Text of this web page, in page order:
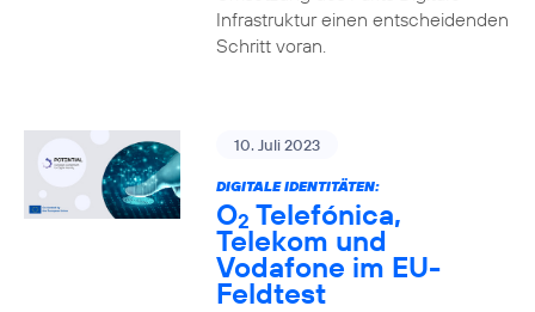
Infrastruktur einen entscheidenden
Schritt voran.
10. Juli 2023
DIGITALE IDENTITÄTEN:
O2 Telefónica,
Telekom und
Vodafone im EU-
Feldtest